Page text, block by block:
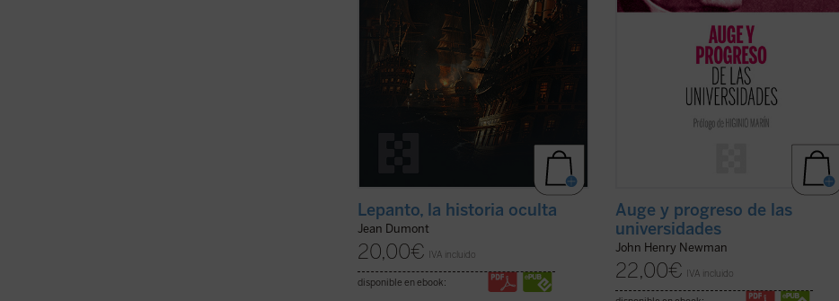
Lepanto, la historia oculta
Jean Dumont
20,00€ IVA incluido
disponible en ebook:
Auge y progreso de las
universidades
John Henry Newman
22,00€ IVA incluido